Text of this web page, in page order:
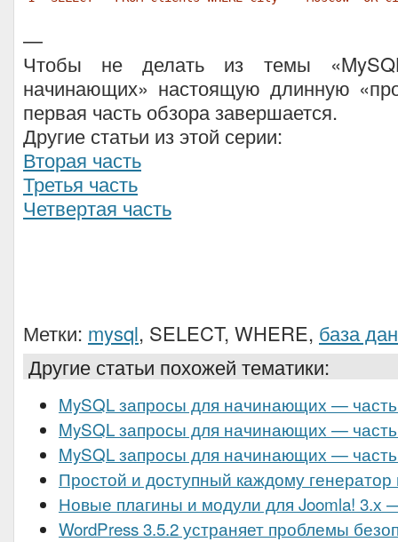
—
Чтобы не делать из темы
начинающих» настоящую длинную
первая часть обзора завершается.
Другие статьи из этой серии:
Вторая часть
Третья часть
Четвертая часть
Метки: mysql, SELECT, WHERE, база
Другие статьи похожей тематики:
MySQL запросы для начинающих —
MySQL запросы для начинающих — часть
MySQL запросы для начинающих — часть
Простой и доступный каждому
Новые плагины и модули для Joomla! 3.х
WordPress 3.5.2 устраняет проблемы